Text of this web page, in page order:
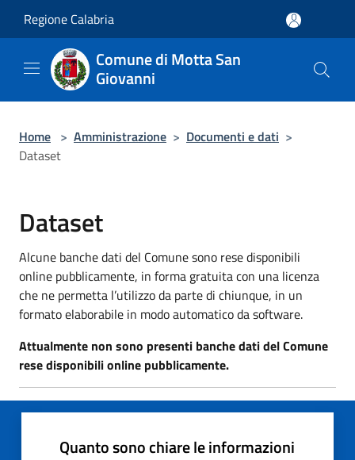
Regione Calabria
Comune di Motta San
Giovanni
Home > Amministrazione > Documenti e dati >
Dataset
Dataset
Alcune banche dati del Comune sono rese disponibili
online pubblicamente, in forma gratuita con una licenza
che ne permetta l’utilizzo da parte di chiunque, in un
formato elaborabile in modo automatico da software.
Attualmente non sono presenti banche dati del Comune
rese disponibili online pubblicamente.
Quanto sono chiare le informazioni